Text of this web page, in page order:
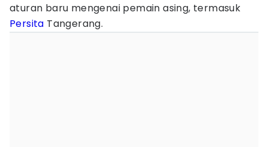
aturan baru mengenai pemain asing, termasuk
Persita Tangerang.